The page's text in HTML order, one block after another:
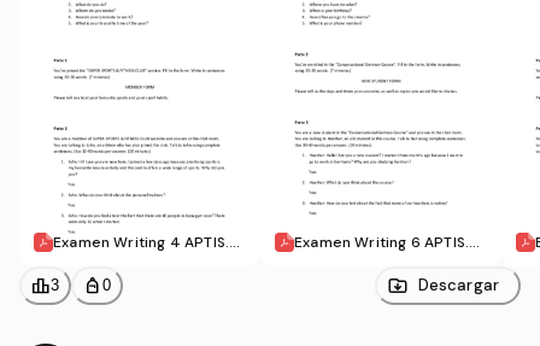
Examen Writing 4 APTIS.p
Examen Writing 6 APTIS.p
leaderboard3 personal_bag 0 Descargar